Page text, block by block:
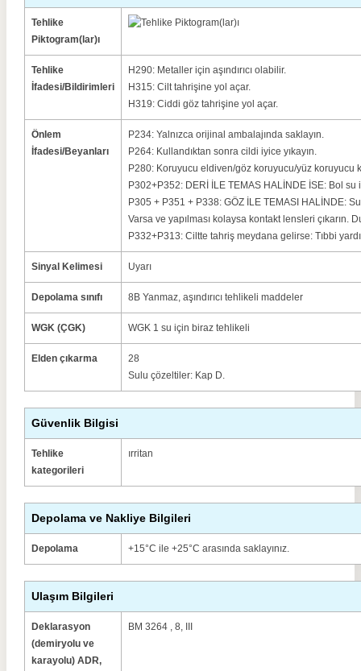
Tehlike
Piktogram(lar)ı
Tehlike
İfadesi/Bildirimleri
H290: Metaller için aşındırıcı olabilir.
H315: Cilt tahrişine yol açar.
H319: Ciddi göz tahrişine yol açar.
Önlem
İfadesi/Beyanları
P234: Yalnızca orijinal ambalajında saklayın.
P264: Kullandıktan sonra cildi iyice yıkayın.
P280: Koruyucu eldiven/göz koruyucu/yüz koruyucu
P302+P352: DERİ İLE TEMAS HALİNDE İSE: Bol su
P305 + P351 + P338: GÖZ İLE TEMASI HALİNDE:
Varsa ve yapılması kolaysa kontakt lensleri çıkarın.
P332+P313: Ciltte tahriş meydana gelirse: Tıbbi
Sinyal Kelimesi Uyarı
Depolama sınıfı 8B Yanmaz, aşındırıcı tehlikeli maddeler
WGK (ÇGK) WGK 1 su için biraz tehlikeli
Elden çıkarma
28
Sulu çözeltiler: Kap D.
Güvenlik Bilgisi
Tehlike
kategorileri
ırritan
Depolama ve Nakliye Bilgileri
Depolama +15°C ile +25°C arasında saklayınız.
Ulaşım Bilgileri
Deklarasyon
(demiryolu ve
karayolu) ADR,
BM 3264 , 8, III